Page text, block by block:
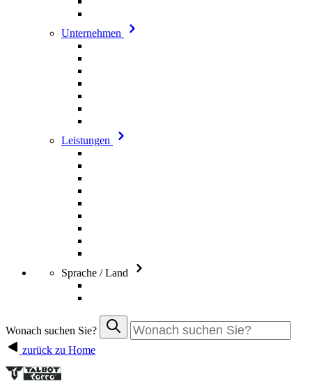
Unternehmen
Leistungen
Sprache / Land
Wonach suchen Sie?
zurück zu Home